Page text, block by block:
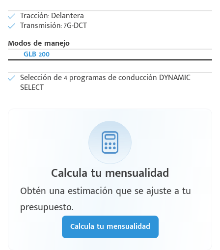
Tracción: Delantera
Transmisión: 7G-DCT
Modos de manejo
GLB 200
Selección de 4 programas de conducción DYNAMIC
SELECT
Calcula tu mensualidad
Obtén una estimación que se ajuste a tu
presupuesto.
Calcula tu mensualidad